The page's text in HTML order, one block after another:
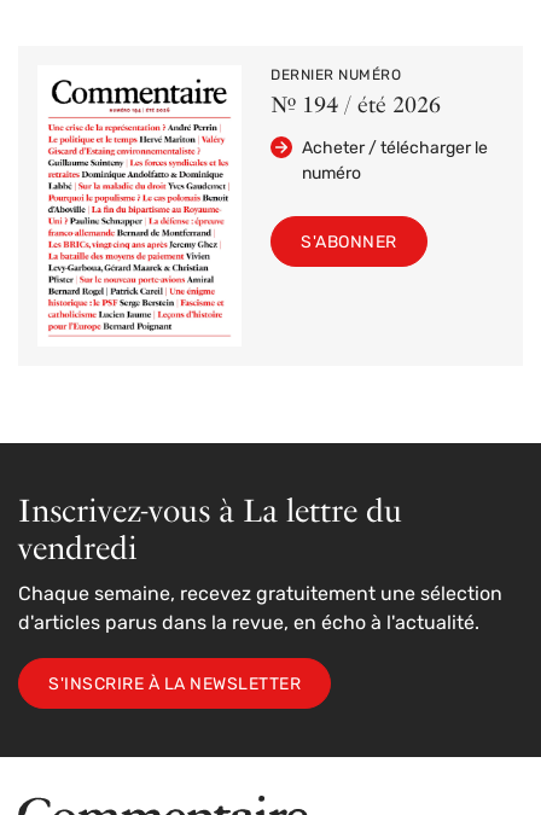
DERNIER NUMÉRO
Nº 194 / été 2026
Acheter / télécharger le
numéro
S'ABONNER
Inscrivez-vous à La lettre du
vendredi
Chaque semaine, recevez gratuitement une sélection
d'articles parus dans la revue, en écho à l'actualité.
S'INSCRIRE À LA NEWSLETTER